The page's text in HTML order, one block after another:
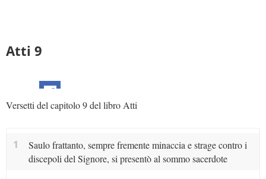
Atti 9
Versetti del capitolo 9 del libro Atti
1
Saulo frattanto, sempre fremente minaccia e strage contro i
discepoli del Signore, si presentò al sommo sacerdote